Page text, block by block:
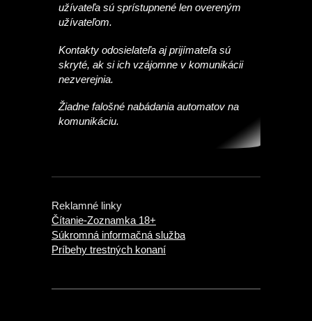
užívateľa sú sprístupnené len overeným
užívateľom.
Kontakty odosielateľa aj prijímateľa sú
skryté, ak si ich vzájomne v komunikácii
nezverejnia.
Žiadne falošné nabádania automatov na
komunikáciu.
Reklamné linky
Čítanie-Zoznamka 18+
Súkromná informačná služba
Príbehy trestných konaní